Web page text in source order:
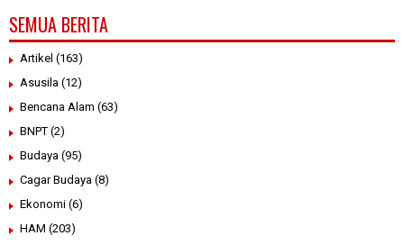
SEMUA BERITA
Artikel (163)
Asusila (12)
Bencana Alam (63)
BNPT (2)
Budaya (95)
Cagar Budaya (8)
Ekonomi (6)
HAM (203)